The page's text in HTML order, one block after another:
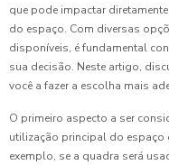
que pode impactar
do espaço. Com diversas
disponíveis, é fundamental
sua decisão. Neste artigo,
você a fazer a escolha mais
O primeiro aspecto a ser
utilização principal do espaço
exemplo, se a quadra será